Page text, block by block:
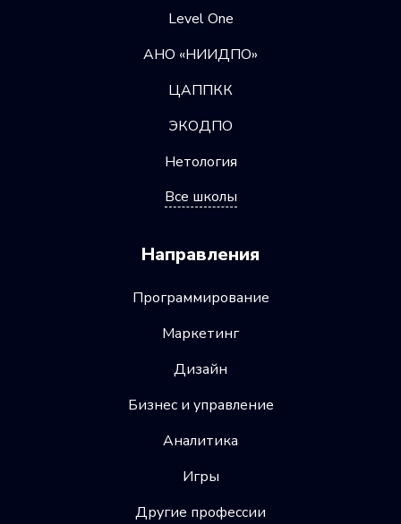
Level One
АНО «НИИДПО»
ЦАППКК
ЭКОДПО
Нетология
Все школы
Направления
Программирование
Маркетинг
Дизайн
Бизнес и управление
Аналитика
Игры
Другие профессии